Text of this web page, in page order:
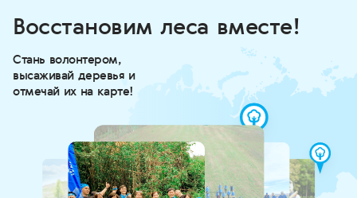
Восстановим леса вместе!
Стань волонтером,
высаживай деревья и
отмечай их на карте!